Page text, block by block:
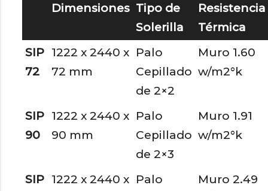
Dimensiones Tipo de
Solerilla
Resistencia
Térmica
SIP
72
1222 x 2440 x
72 mm
Palo
Cepillado
de 2×2
Muro 1.60
w/m2°k
SIP
90
1222 x 2440 x
90 mm
Palo
Cepillado
de 2×3
Muro 1.91
w/m2°k
SIP 1222 x 2440 x Palo
Muro 2.49